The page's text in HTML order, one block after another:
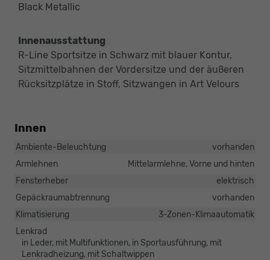
Black Metallic
Innenausstattung
R-Line Sportsitze in Schwarz mit blauer Kontur,
Sitzmittelbahnen der Vordersitze und der äußeren
Rücksitzplätze in Stoff, Sitzwangen in Art Velours
Innen
Ambiente-Beleuchtung
vorhanden
Armlehnen
Mittelarmlehne, Vorne und hinten
Fensterheber
elektrisch
Gepäckraumabtrennung
vorhanden
Klimatisierung
3-Zonen-Klimaautomatik
Lenkrad
in Leder, mit Multifunktionen, in Sportausführung, mit
Lenkradheizung, mit Schaltwippen